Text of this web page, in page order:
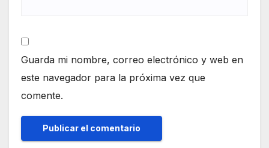
Guarda mi nombre, correo electrónico y web en
este navegador para la próxima vez que
comente.